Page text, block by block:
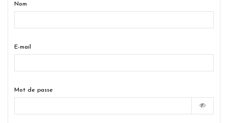
Nom
E-mail
Mot de passe